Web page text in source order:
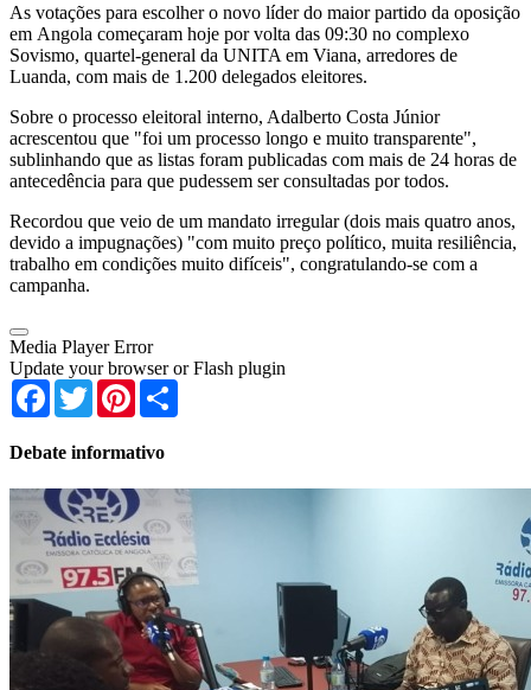
As votações para escolher o novo líder do maior partido da oposição
em Angola começaram hoje por volta das 09:30 no complexo
Sovismo, quartel-general da UNITA em Viana, arredores de
Luanda, com mais de 1.200 delegados eleitores.
Sobre o processo eleitoral interno, Adalberto Costa Júnior
acrescentou que "foi um processo longo e muito transparente",
sublinhando que as listas foram publicadas com mais de 24 horas de
antecedência para que pudessem ser consultadas por todos.
Recordou que veio de um mandato irregular (dois mais quatro anos,
devido a impugnações) "com muito preço político, muita resiliência,
trabalho em condições muito difíceis", congratulando-se com a
campanha.
Media Player Error
Update your browser or Flash plugin
Facebook
TwitterPinterest
Debate informativo